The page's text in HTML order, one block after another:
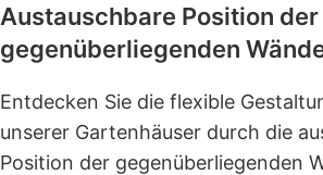
Austauschbare Position der
gegenüberliegenden
Entdecken Sie die flexible
unserer Gartenhäuser durch die
Position der gegenüberliegenden